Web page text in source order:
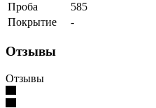
Проба
585
Покрытие
-
Отзывы
Отзывы